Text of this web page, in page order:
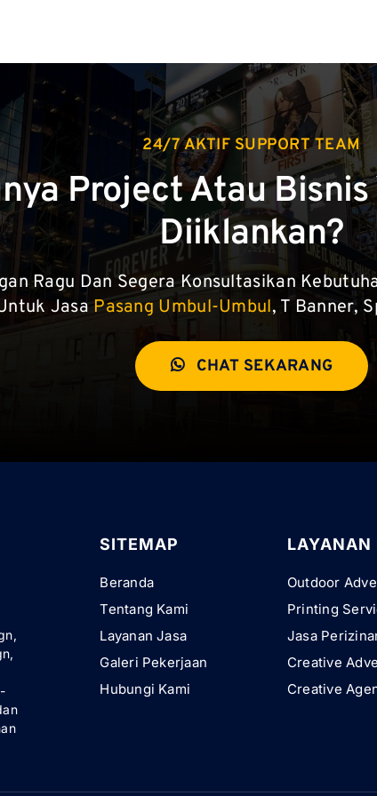
24/7 AKTIF SUPPORT TEAM
Project Atau
Diiklankan?
Ragu Dan Segera Konsultasikan
Jasa Pasang Umbul-Umbul, T Banner,
CHAT SEKARANG
SITEMAP
Beranda
Tentang Kami
Layanan Jasa
Galeri Pekerjaan
Hubungi Kami
LAYANAN
Outdoor
Printing
Jasa
Creative
Creative